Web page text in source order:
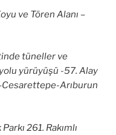
ve Tören Alanı –
tüneller ve
yürüyüşü -57. Alay
Arıburun
261. Rakımlı